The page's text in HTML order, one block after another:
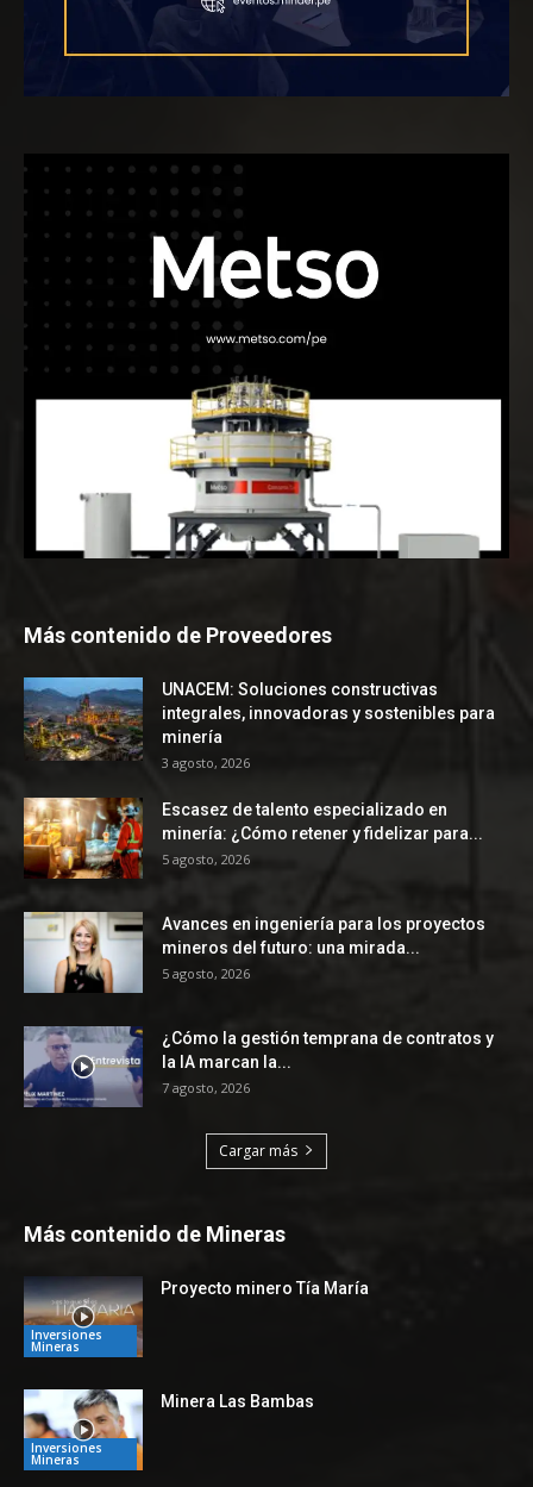
Más contenido de Proveedores
UNACEM: Soluciones constructivas
integrales, innovadoras y sostenibles para
minería
3 agosto, 2026
Escasez de talento especializado en
minería: ¿Cómo retener y fidelizar para...
5 agosto, 2026
Avances en ingeniería para los proyectos
mineros del futuro: una mirada...
5 agosto, 2026
¿Cómo la gestión temprana de contratos y
la IA marcan la...
7 agosto, 2026
Cargar más
Más contenido de Mineras
Inversiones
Mineras
Proyecto minero Tía María
Inversiones
Mineras
Minera Las Bambas